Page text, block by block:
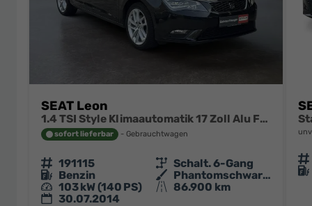
SEAT Leon
1.4 TSI Style Klimaautomatik 17 Zoll Alu Felgen LED PDC
sofort lieferbar Gebrauchtwagen
Fahrzeugnr. 191115 Getriebe Schalt. 6-Gang
Kraftstoff Benzin Außenfarbe
Phantomschwarz/Universo Black
Leistung 103 kW (140 PS) Kilometerstand 86.900 km
30.07.2014